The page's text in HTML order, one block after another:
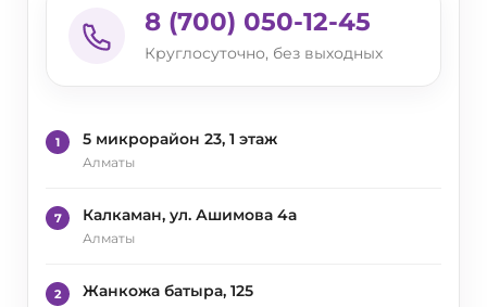
8 (700) 050-12-45
Круглосуточно, без выходных
1 5 микрорайон 23, 1 этаж
Алматы
7 Калкаман, ул. Ашимова 4а
Алматы
2 Жанкожа батыра, 125